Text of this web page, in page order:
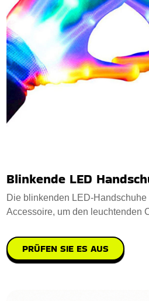
Blinkende LED
Die blinkenden LED-
Accessoire, um den leuchtenden
PRÜFEN SIE ES AUS